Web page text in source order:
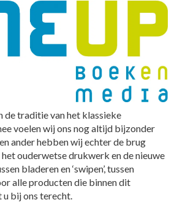
de traditie van het klassieke
voelen wij ons nog altijd bijzonder
ander hebben wij echter de brug
ouderwetse drukwerk en de nieuwe
bladeren en ‘swipen’, tussen
alle producten die binnen dit
u bij ons terecht.